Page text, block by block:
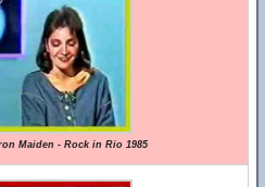
Maiden - Rock in Rio 1985